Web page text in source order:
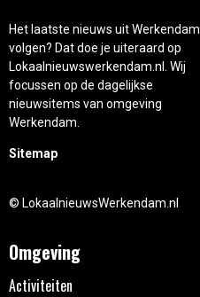
Het laatste nieuws uit Werkendam
volgen? Dat doe je uiteraard op
Lokaalnieuwswerkendam.nl. Wij
focussen op de dagelijkse
nieuwsitems van omgeving
Werkendam.
Sitemap
© LokaalnieuwsWerkendam.nl
Omgeving
Activiteiten